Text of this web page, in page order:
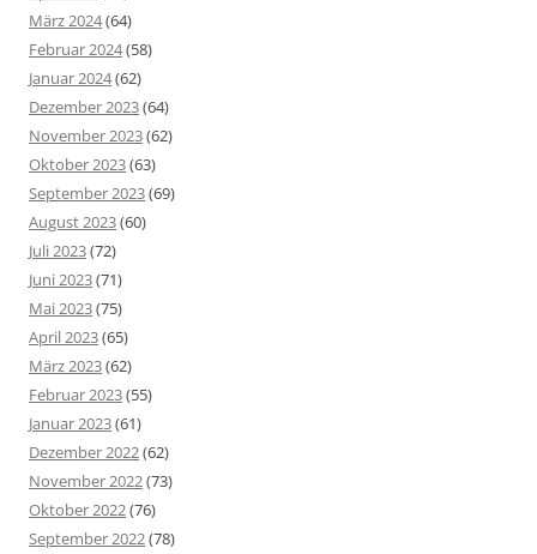
März 2024(64)
Februar 2024(58)
Januar 2024(62)
Dezember 2023(64)
November 2023(62)
Oktober 2023(63)
September 2023(69)
August 2023(60)
Juli 2023(72)
Juni 2023(71)
Mai 2023(75)
April 2023(65)
März 2023(62)
Februar 2023(55)
Januar 2023(61)
Dezember 2022(62)
November 2022(73)
Oktober 2022(76)
September 2022(78)